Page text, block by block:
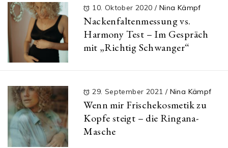
10. Oktober 2020 / Nina Kämpf
Nackenfaltenmessung vs.
Harmony Test – Im Gespräch
mit „Richtig Schwanger“
29. September 2021 / Nina Kämpf
Wenn mir Frischekosmetik zu
Kopfe steigt – die Ringana-
Masche